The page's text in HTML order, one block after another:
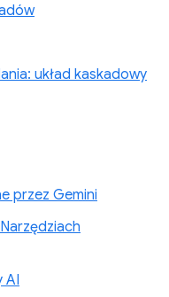
układ kaskadowy
przez Gemini
AI